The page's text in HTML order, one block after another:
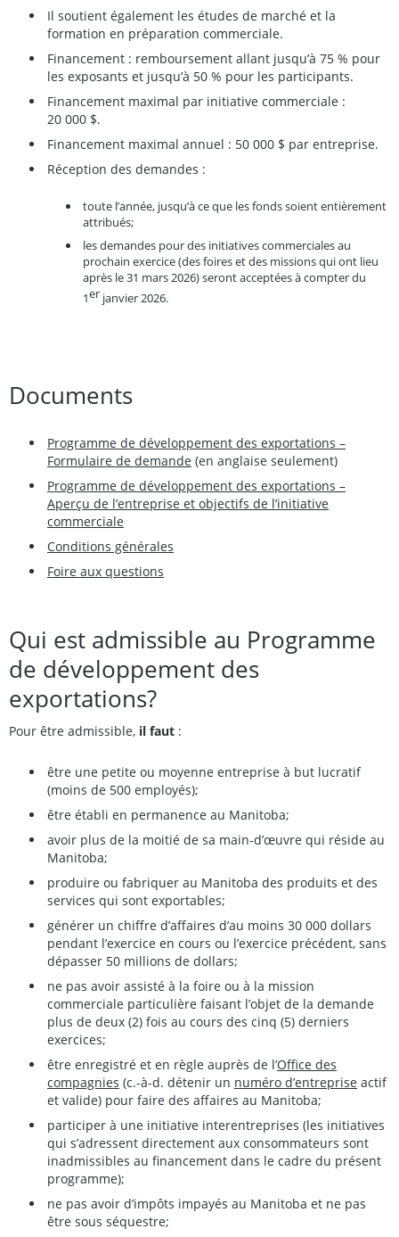
Il soutient également les études de marché et la
formation en préparation commerciale.
Financement : remboursement allant jusqu’à 75 % pour
les exposants et jusqu’à 50 % pour les participants.
Financement maximal par initiative commerciale :
20 000 $.
Financement maximal annuel : 50 000 $ par entreprise.
Réception des demandes :
toute l’année, jusqu’à ce que les fonds soient entièrement
attribués;
les demandes pour des initiatives commerciales au
prochain exercice (des foires et des missions qui ont lieu
après le 31 mars 2026) seront acceptées à compter du
1er janvier 2026.
Documents
Programme de développement des exportations –
Formulaire de demande (en anglaise seulement)
Programme de développement des exportations –
Aperçu de l’entreprise et objectifs de l’initiative
commerciale
Conditions générales
Foire aux questions
Qui est admissible au Programme
de développement des
exportations?
Pour être admissible, il faut :
être une petite ou moyenne entreprise à but lucratif
(moins de 500 employés);
être établi en permanence au Manitoba;
avoir plus de la moitié de sa main-d’œuvre qui réside au
Manitoba;
produire ou fabriquer au Manitoba des produits et des
services qui sont exportables;
générer un chiffre d’affaires d’au moins 30 000 dollars
pendant l’exercice en cours ou l’exercice précédent, sans
dépasser 50 millions de dollars;
ne pas avoir assisté à la foire ou à la mission
commerciale particulière faisant l’objet de la demande
plus de deux (2) fois au cours des cinq (5) derniers
exercices;
être enregistré et en règle auprès de l’Office des
compagnies (c.-à-d. détenir un numéro d’entreprise actif
et valide) pour faire des affaires au Manitoba;
participer à une initiative interentreprises (les initiatives
qui s’adressent directement aux consommateurs sont
inadmissibles au financement dans le cadre du présent
programme);
ne pas avoir d’impôts impayés au Manitoba et ne pas
être sous séquestre;